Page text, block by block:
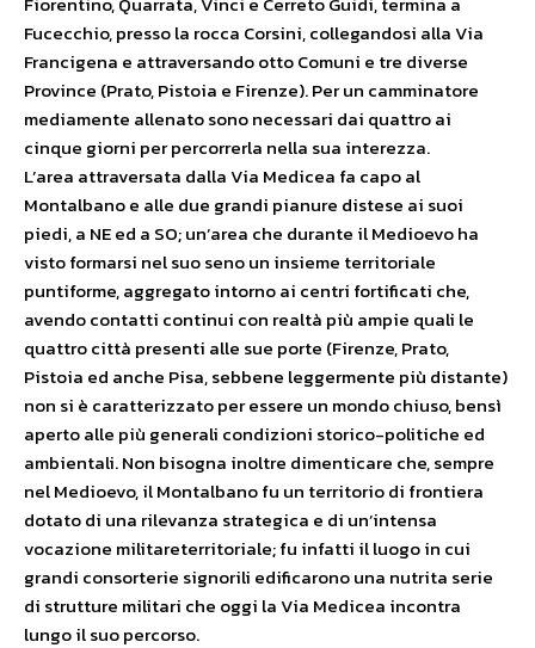
Fucecchio, presso la rocca Corsini, collegandosi alla Via
Francigena e attraversando otto Comuni e tre diverse
Province (Prato, Pistoia e Firenze). Per un camminatore
mediamente allenato sono necessari dai quattro ai
cinque giorni per percorrerla nella sua interezza.
L’area attraversata dalla Via Medicea fa capo al
Montalbano e alle due grandi pianure distese ai suoi
piedi, a NE ed a SO; un’area che durante il Medioevo ha
visto formarsi nel suo seno un insieme territoriale
puntiforme, aggregato intorno ai centri fortificati che,
avendo contatti continui con realtà più ampie quali le
quattro città presenti alle sue porte (Firenze, Prato,
Pistoia ed anche Pisa, sebbene leggermente più distante)
non si è caratterizzato per essere un mondo chiuso, bensì
aperto alle più generali condizioni storico-politiche ed
ambientali. Non bisogna inoltre dimenticare che, sempre
nel Medioevo, il Montalbano fu un territorio di frontiera
dotato di una rilevanza strategica e di un’intensa
vocazione militareterritoriale; fu infatti il luogo in cui
grandi consorterie signorili edificarono una nutrita serie
di strutture militari che oggi la Via Medicea incontra
lungo il suo percorso.